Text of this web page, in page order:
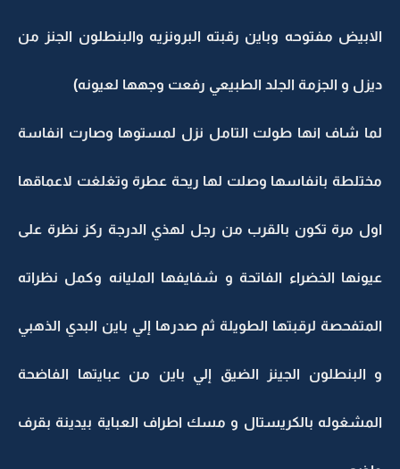
الابيض مفتوحه وباين رقبته البرونزيه والبنطلون الجنز من
ديزل و الجزمة الجلد الطبيعي رفعت وجهها لعيونه)
لما شاف انها طولت التامل نزل لمستوها وصارت انفاسة
مختلطة بانفاسها وصلت لها ريحة عطرة وتغلغت لاعماقها
اول مرة تكون بالقرب من رجل لهذي الدرجة ركز نظرة على
عيونها الخضراء الفاتحة و شفايفها المليانه وكمل نظراته
المتفحصة لرقبتها الطويلة ثم صدرها إلي باين البدي الذهبي
و البنطلون الجينز الضيق إلي باين من عبايتها الفاضحة
المشغوله بالكريستال و مسك اطراف العباية بيدينة بقرف